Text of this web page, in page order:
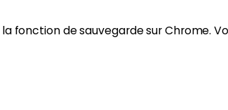
fonction de sauvegarde sur Chrome.